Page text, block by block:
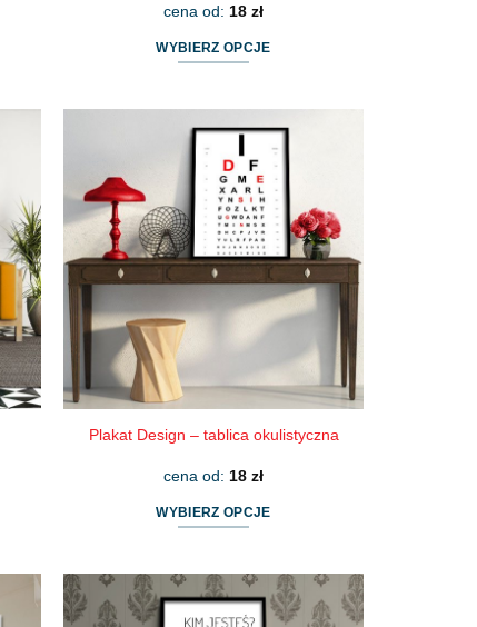
cena od: 18 zł
WYBIERZ OPCJE
ma
wiele
wariantów.
Opcje
można
wybrać
na
stronie
Plakat Design – tablica okulistyczna
cena od: 18 zł
WYBIERZ OPCJE
ma
wiele